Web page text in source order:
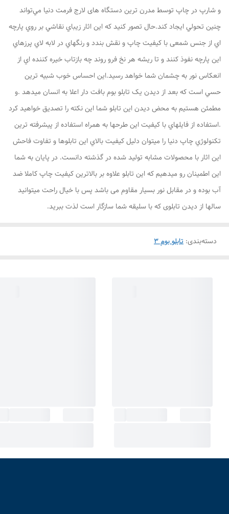
و شارپ در چاپ توسط مدرن ترین دستگاه های لارج فرمت دنیا مي‌تواند
چنين تحولي ايجاد کند.حال تصور کنيد که اين اثار زيباي نقاشي بر روي پارچه
اي از جنس شمعی با کيفيت چاپ و نقش بندد و رنگهاي در لابه لاي پرزهاي
اين پارچه نفوذ کنند و تا ريشه هر نخ فرو روند چه بازتاب خيره کننده اي از
انعکاس نور به چشمان شما خواهد رسيد.اين احساس خوب شبيه ترين
حسي است که بعد از ديدن يک تابلو بوم بافت دار اعلا به انسان ميدهد .و
مطمئن هستيم به محض ديدن اين تابلو شما اين نکته را تصديق خواهيد کرد
.استفاده از فايلهاي با کيفيت اين طرحها به همراه استفاده از پيشرفته ترين
تکنولوژي چاپ دنيا را ميتوان دليل کيفيت بالاي اين تابلوها و تفاوت فاحش
اين اثار با محصولات مشابه توليد شده در گذشته دانست. در پایان به شما
این اطمینان رو میدهیم که این تابلو علاوه بر بالاترین کیفیت چاپ کاملا ضد
آب بوده و در مقابل نور بسیار مقاوم می باشد پس با خیال راحت میتوانید
سالها از دیدن تابلوی که با سلیقه شما سازگار است لذت ببرید.
دسته‌بندی: تابلو بوم 3